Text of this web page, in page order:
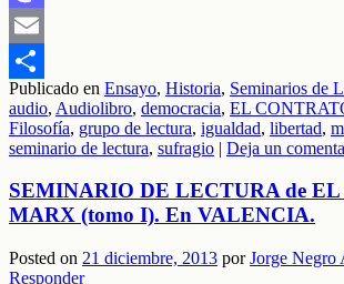
Mastodon
Email
Compartir
Publicado en Ensayo, Historia, Seminarios de
audio, Audiolibro, democracia, EL
Filosofía, grupo de lectura, igualdad, libertad,
seminario de lectura, sufragio | Deja un
SEMINARIO DE LECTURA de
MARX (tomo I). En VALENCIA.
Posted on 21 diciembre, 2013 porJorge Negro
Responder